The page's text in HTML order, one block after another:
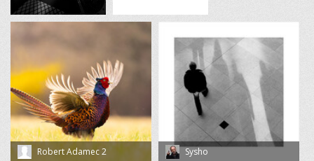
Robert Adamec 2 Sysho